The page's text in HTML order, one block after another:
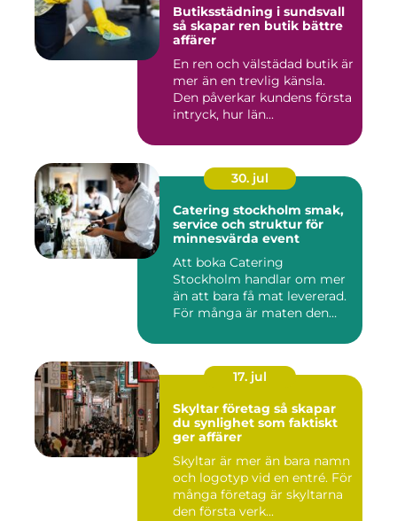
Butiksstädning i sundsvall
så skapar ren butik bättre
affärer
En ren och välstädad butik är
mer än en trevlig känsla.
Den påverkar kundens första
intryck, hur län...
30. jul
Catering stockholm smak,
service och struktur för
minnesvärda event
Att boka Catering
Stockholm handlar om mer
än att bara få mat levererad.
För många är maten den
17. jul
Skyltar företag så skapar
du synlighet som faktiskt
ger affärer
Skyltar är mer än bara namn
och logotyp vid en entré. För
många företag är skyltarna
den första verk...